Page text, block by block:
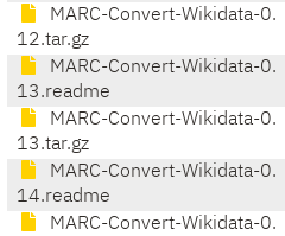
MARC-Convert-Wikidata-0.
12.tar.gz
MARC-Convert-Wikidata-0.
13.readme
MARC-Convert-Wikidata-0.
13.tar.gz
MARC-Convert-Wikidata-0.
14.readme
MARC-Convert-Wikidata-0.